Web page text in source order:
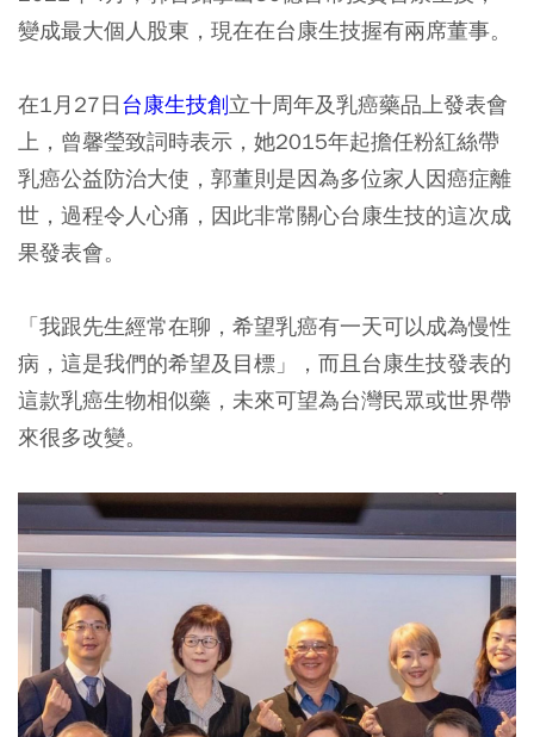
變成最大個人股東，現在在台康生技握有兩席董事。
在1月27日台康生技創立十周年及乳癌藥品上發表會
上，曾馨瑩致詞時表示，她2015年起擔任粉紅絲帶
乳癌公益防治大使，郭董則是因為多位家人因癌症離
世，過程令人心痛，因此非常關心台康生技的這次成
果發表會。
「我跟先生經常在聊，希望乳癌有一天可以成為慢性
病，這是我們的希望及目標」，而且台康生技發表的
這款乳癌生物相似藥，未來可望為台灣民眾或世界帶
來很多改變。